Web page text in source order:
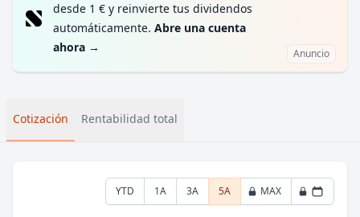
desde 1 € y reinvierte tus dividendos
automáticamente. Abre una cuenta
ahora → Anuncio
Cotización Rentabilidad total
YTD 1A 3A 5A MAX